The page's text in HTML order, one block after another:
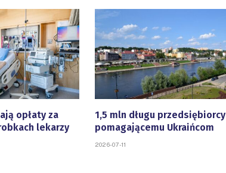
opłaty za
lekarzy
1,5 mln długu przedsiębiorcy
pomagającemu Ukraińcom
2026-07-11